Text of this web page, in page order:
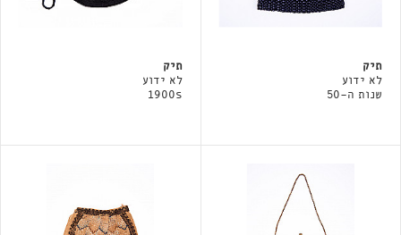
תיק
לא ידוע
שנות ה-50
תיק
לא ידוע
1900s